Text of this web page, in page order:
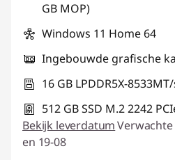
GB MOP)
Windows 11 Home 64
Ingebouwde grafische
16 GB LPDDR5X-
512 GB SSD M.2 2242
Bekijk leverdatum
en 19-08